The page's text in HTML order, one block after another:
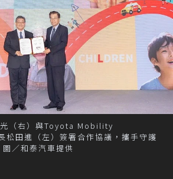
（右）與Toyota Mobility
田進（左）簽署合作協議，攜手守護
／和泰汽車提供